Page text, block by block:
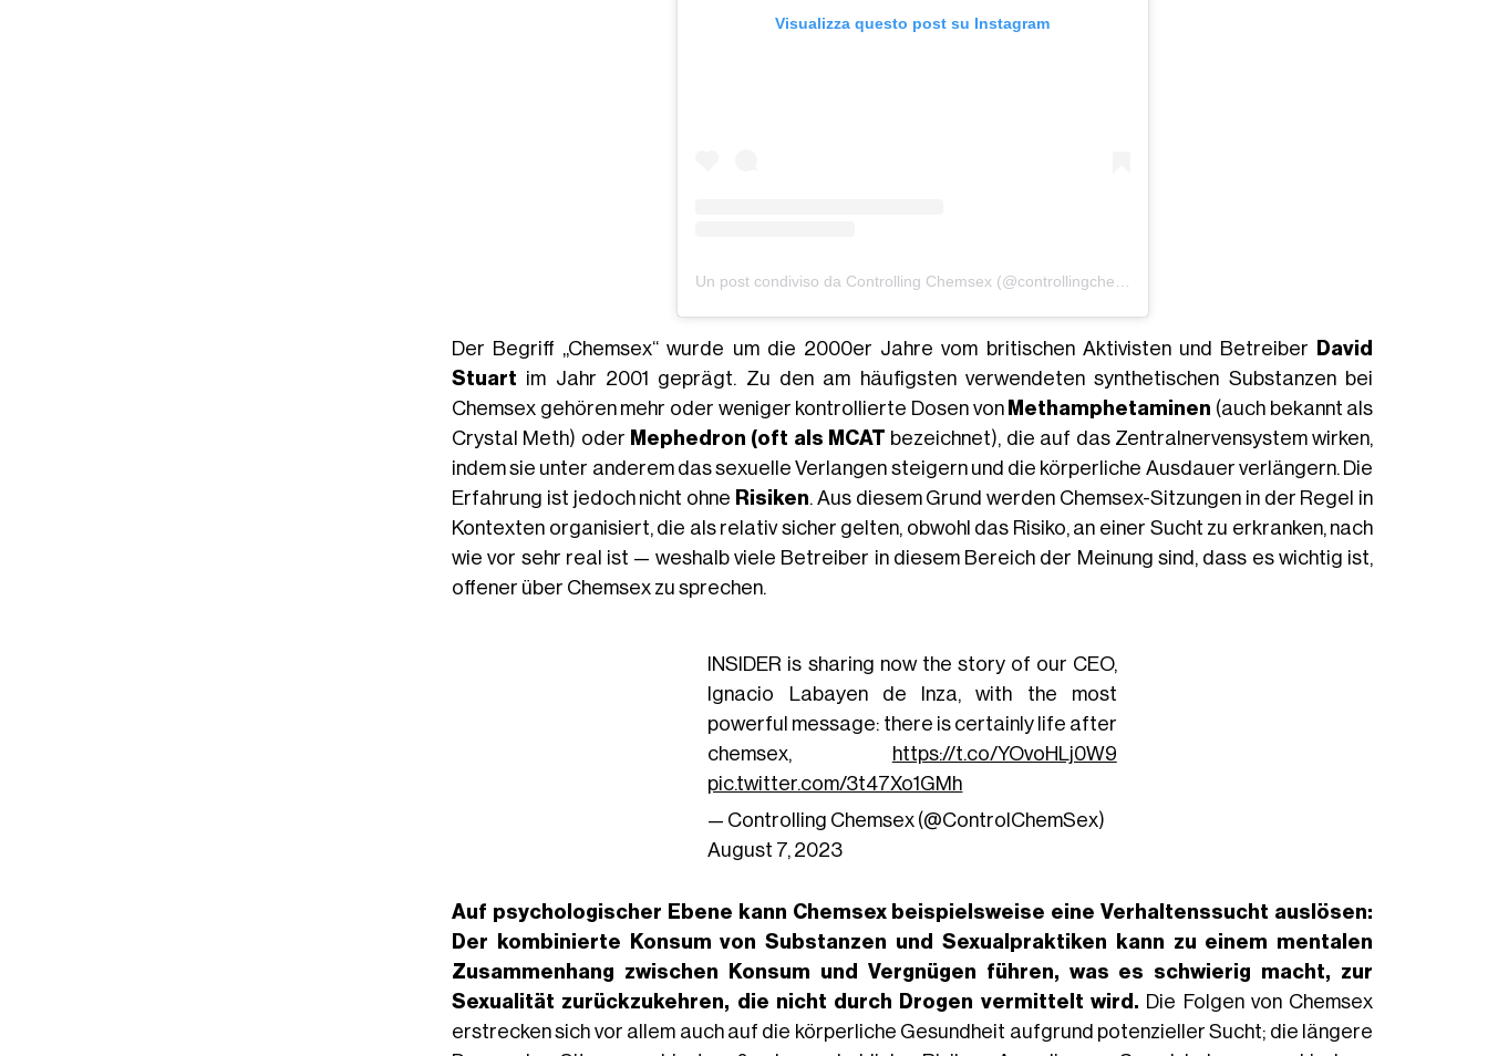
Visualizza questo post su Instagram
Der Begriff „Chemsex“ wurde um die 2000er Jahre vom britischen Aktivisten und Betreiber
David
Stuart im Jahr 2001 geprägt. Zu den am häufigsten verwendeten synthetischen Substanzen bei
Chemsex gehören mehr oder weniger kontrollierte Dosen von Methamphetaminen (auch bekannt als
Crystal Meth) oder Mephedron (oft als MCAT bezeichnet), die auf das Zentralnervensystem wirken,
indem sie unter anderem das sexuelle Verlangen steigern und die körperliche Ausdauer verlängern. Die
Erfahrung ist jedoch nicht ohne Risiken. Aus diesem Grund werden Chemsex-Sitzungen in der Regel in
Kontexten organisiert, die als relativ sicher gelten, obwohl das Risiko, an einer Sucht zu erkranken, nach
wie vor sehr real ist — weshalb viele Betreiber in diesem Bereich der Meinung sind, dass es wichtig ist,
offener über Chemsex zu sprechen.
INSIDER is sharing now the story of our CEO,
Ignacio Labayen de Inza, with the most
powerful message: there is certainly life after
chemsex,
https://t.co/YOvoHLj0W9
pic.twitter.com/3t47Xo1GMh
— Controlling Chemsex (@ControlChemSex)
August 7, 2023
Auf psychologischer Ebene kann Chemsex beispielsweise eine Verhaltenssucht auslösen:
Der kombinierte Konsum von Substanzen und Sexualpraktiken kann zu einem mentalen
Zusammenhang zwischen Konsum und Vergnügen führen, was es schwierig macht, zur
Sexualität zurückzukehren, die nicht durch Drogen vermittelt wird. Die Folgen von Chemsex
erstrecken sich vor allem auch auf die körperliche Gesundheit aufgrund potenzieller Sucht; die längere